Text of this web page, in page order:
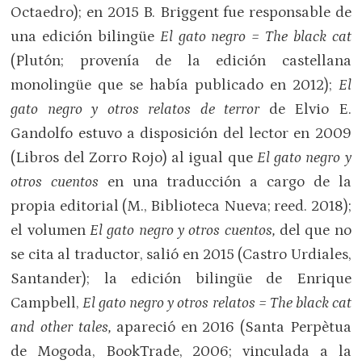
Octaedro); en 2015 B. Briggent fue responsable de
una edición bilingüe El gato negro = The black cat
(Plutón; provenía de la edición castellana
monolingüe que se había publicado en 2012); El
gato negro y otros relatos de terror de Elvio E.
Gandolfo estuvo a disposición del lector en 2009
(Libros del Zorro Rojo) al igual que El gato negro y
otros cuentos en una traducción a cargo de la
propia editorial (M., Biblioteca Nueva; reed. 2018);
el volumenEl gato negro y otros cuentos, del que no
se cita al traductor, salió en 2015 (Castro Urdiales,
Santander); la edición bilingüe de Enrique
Campbell,El gato negro y otros relatos = The black cat
and other tales, apareció en 2016 (Santa Perpètua
de Mogoda, BookTrade, 2006; vinculada a la